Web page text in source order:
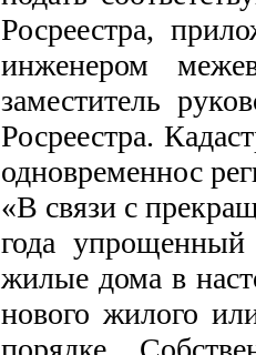
Росреестра,
инженером
заместитель
Росреестра.
одновременнос
«В связи с
года
жилые дома в
нового жилого